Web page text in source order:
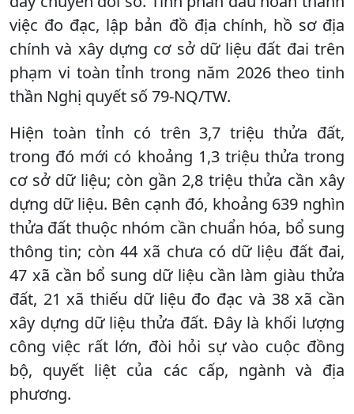
việc đo đạc, lập bản đồ địa chính, hồ sơ địa
chính và xây dựng cơ sở dữ liệu đất đai trên
phạm vi toàn tỉnh trong năm 2026 theo tinh
thần Nghị quyết số 79-NQ/TW.
Hiện toàn tỉnh có trên 3,7 triệu thửa đất,
trong đó mới có khoảng 1,3 triệu thửa trong
cơ sở dữ liệu; còn gần 2,8 triệu thửa cần xây
dựng dữ liệu. Bên cạnh đó, khoảng 639 nghìn
thửa đất thuộc nhóm cần chuẩn hóa, bổ sung
thông tin; còn 44 xã chưa có dữ liệu đất đai,
47 xã cần bổ sung dữ liệu cần làm giàu thửa
đất, 21 xã thiếu dữ liệu đo đạc và 38 xã cần
xây dựng dữ liệu thửa đất. Đây là khối lượng
công việc rất lớn, đòi hỏi sự vào cuộc đồng
bộ, quyết liệt của các cấp, ngành và địa
phương.